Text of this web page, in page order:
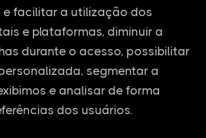
facilitar a utilização dos
e plataformas, diminuir a
durante o acesso, possibilitar
segmentar a
e analisar de forma
dos usuários.